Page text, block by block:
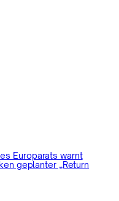
Europarats warnt
geplanter „Return